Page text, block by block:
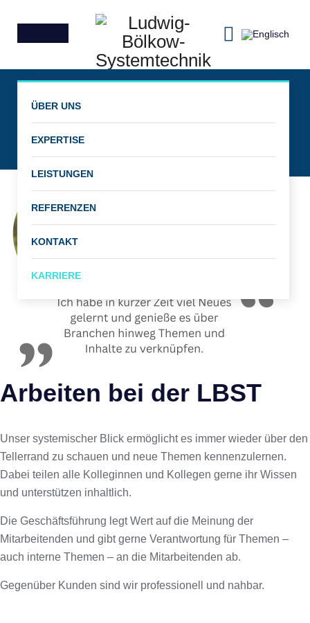
ÜBER UNS
EXPERTISE
LEISTUNGEN
REFERENZEN
KONTAKT
KARRIERE
Karriere bei der
Arbeiten bei der LBST
Unser systemischer Blick ermöglicht es immer wieder über den
Tellerrand zu schauen und neue Themen kennenzulernen.
Dabei teilen alle Kolleginnen und Kollegen gerne ihr Wissen
und unterstützen inhaltlich.
Die Geschäftsführung legt Wert auf die Meinung der
Mitarbeitenden und gibt gerne Verantwortung für Themen –
auch interne Themen – an die Mitarbeitenden ab.
Gegenüber Kunden sind wir professionell und nahbar.